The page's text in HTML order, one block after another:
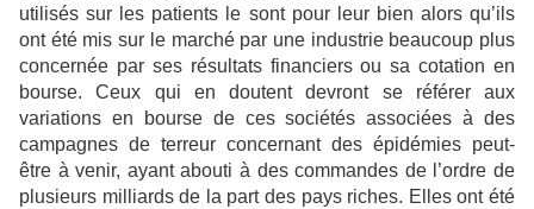
utilisés sur les patients le sont pour leur bien alors qu’ils
ont été mis sur le marché par une industrie beaucoup plus
concernée par ses résultats financiers ou sa cotation en
bourse. Ceux qui en doutent devront se référer aux
variations en bourse de ces sociétés associées à des
campagnes de terreur concernant des épidémies peut-
être à venir, ayant abouti à des commandes de l’ordre de
plusieurs milliards de la part des pays riches. Elles ont été